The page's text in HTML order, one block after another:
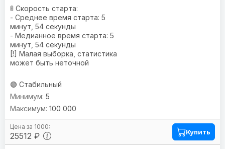
🚦 Скорость старта:
- Среднее время старта: 5
минут, 54 секунды
- Медианное время старта: 5
минут, 54 секунды
[!] Малая выборка, статистика
может быть неточной
🟢 Стабильный
25512 ₽
5
100 000
Купить